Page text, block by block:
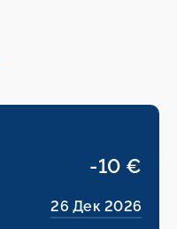
-10 €
26 Дек 2026